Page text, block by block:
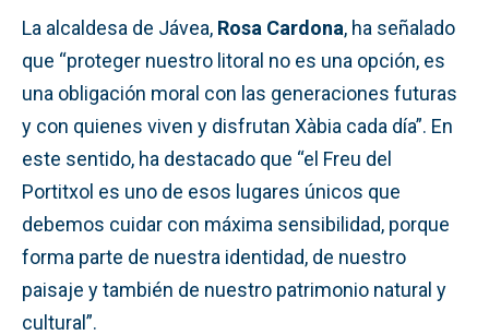
La alcaldesa de Jávea, Rosa Cardona, ha señalado
que “proteger nuestro litoral no es una opción, es
una obligación moral con las generaciones futuras
y con quienes viven y disfrutan Xàbia cada día”. En
este sentido, ha destacado que “el Freu del
Portitxol es uno de esos lugares únicos que
debemos cuidar con máxima sensibilidad, porque
forma parte de nuestra identidad, de nuestro
paisaje y también de nuestro patrimonio natural y
cultural”.